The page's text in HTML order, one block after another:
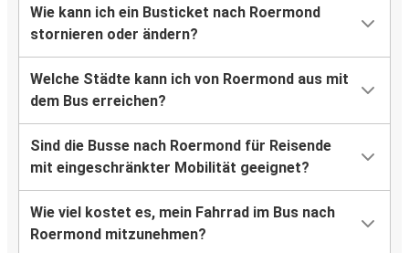
Roermond
Bochum
Nürnberg
Roermond
Bremen
Roermond
Roermond
Hamburg
Wie kann ich ein Busticket nach Roermond
stornieren oder ändern?
Welche Städte kann ich von Roermond aus mit
dem Bus erreichen?
Sind die Busse nach Roermond für Reisende
mit eingeschränkter Mobilität geeignet?
Wie viel kostet es, mein Fahrrad im Bus nach
Roermond mitzunehmen?